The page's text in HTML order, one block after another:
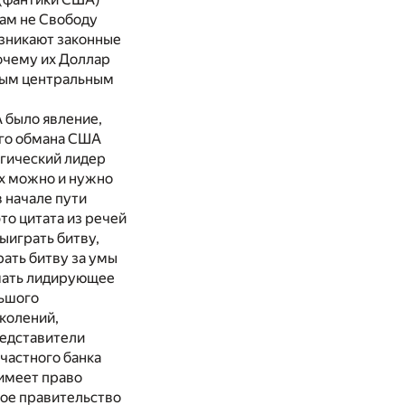
не Свободу
законные
их Доллар
центральным
явление,
обмана США
лидер
можно и нужно
пути
цитата из речей
битву,
битву за умы
лидирующее
банка
право
правительство